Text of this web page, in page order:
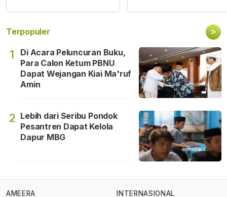
Terpopuler >
1
Di Acara Peluncuran Buku,
Para Calon Ketum PBNU
Dapat Wejangan Kiai Ma'ruf
Amin
2 Lebih dari Seribu Pondok
Pesantren Dapat Kelola
Dapur MBG
AMEERA INTERNASIONAL